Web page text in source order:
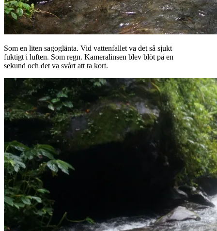
Som en liten sagoglänta. Vid vattenfallet va det så sjukt
fuktigt i luften. Som regn. Kameralinsen blev blöt på en
sekund och det va svårt att ta kort.